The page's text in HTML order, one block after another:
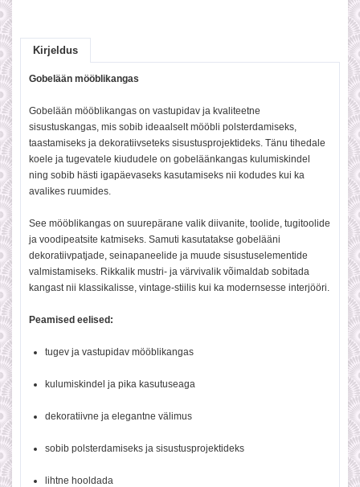
Kirjeldus
Gobelään mööblikangas
Gobelään mööblikangas on vastupidav ja kvaliteetne
sisustuskangas, mis sobib ideaalselt mööbli polsterdamiseks,
taastamiseks ja dekoratiivseteks sisustusprojektideks. Tänu tihedale
koele ja tugevatele kiududele on gobeläänkangas kulumiskindel
ning sobib hästi igapäevaseks kasutamiseks nii kodudes kui ka
avalikes ruumides.
See mööblikangas on suurepärane valik diivanite, toolide, tugitoolide
ja voodipeatsite katmiseks. Samuti kasutatakse gobelääni
dekoratiivpatjade, seinapaneelide ja muude sisustuselementide
valmistamiseks. Rikkalik mustri- ja värvivalik võimaldab sobitada
kangast nii klassikalisse, vintage-stiilis kui ka modernsesse interjööri.
Peamised eelised:
tugev ja vastupidav mööblikangas
kulumiskindel ja pika kasutuseaga
dekoratiivne ja elegantne välimus
sobib polsterdamiseks ja sisustusprojektideks
lihtne hooldada